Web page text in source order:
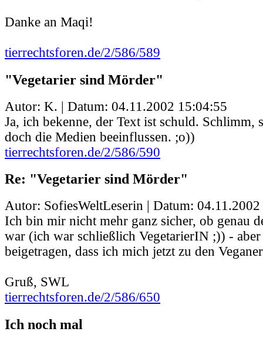
Danke an Maqi!
tierrechtsforen.de/2/586/589
"Vegetarier sind Mörder"
Autor: K. | Datum: 04.11.2002 15:04:55
Ja, ich bekenne, der Text ist schuld. Schlimm,
doch die Medien beeinflussen. ;o))
tierrechtsforen.de/2/586/590
Re: "Vegetarier sind Mörder"
Autor: SofiesWeltLeserin | Datum:
Ich bin mir nicht mehr ganz sicher, ob genau
war (ich war schließlich VegetarierIN ;)) - aber
beigetragen, dass ich mich jetzt zu den
Gruß, SWL
tierrechtsforen.de/2/586/650
Ich noch mal